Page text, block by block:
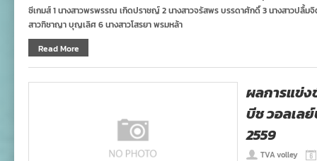
ซีเกมส์ 1 นางสาวพรพรรณ เกิดปราชญ์ 2 นางสาวจรัสพร บรรดาศักดิ์ 3 นางสาวปลื้ม
สาวฑิชาญา บุญเลิศ 6 นางสาวโสรยา พรมหล้า
Read More
ผลการแข่ง
บีช วอลเล
2559
TVA volley